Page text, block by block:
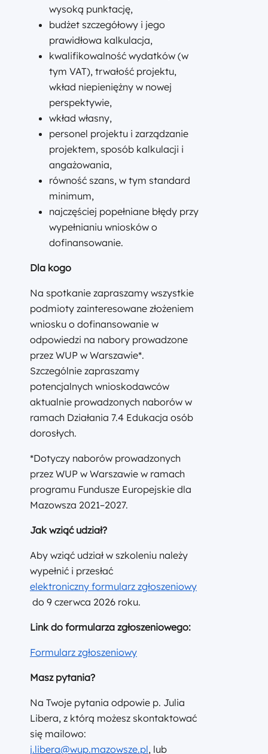
wysoką punktację,
budżet szczegółowy i jego
prawidłowa kalkulacja,
kwalifikowalność wydatków (w
tym VAT), trwałość projektu,
wkład niepieniężny w nowej
perspektywie,
wkład własny,
personel projektu i zarządzanie
projektem, sposób kalkulacji i
angażowania,
równość szans, w tym standard
minimum,
najczęściej popełniane błędy przy
wypełnianiu wniosków o
dofinansowanie.
Dla kogo
Na spotkanie zapraszamy wszystkie
podmioty zainteresowane złożeniem
wniosku o dofinansowanie w
odpowiedzi na nabory prowadzone
przez WUP w Warszawie*.
Szczególnie zapraszamy
potencjalnych wnioskodawców
aktualnie prowadzonych naborów w
ramach Działania 7.4 Edukacja osób
dorosłych.
*Dotyczy naborów prowadzonych
przez WUP w Warszawie w ramach
programu Fundusze Europejskie dla
Mazowsza 2021–2027.
Jak wziąć udział?
Aby wziąć udział w szkoleniu należy
wypełnić i przesłać
elektroniczny formularz zgłoszeniowy
do 9 czerwca 2026 roku.
Link do formularza zgłoszeniowego:
Formularz zgłoszeniowy
Masz pytania?
Na Twoje pytania odpowie p. Julia
Libera, z którą możesz skontaktować
się mailowo:
j.libera@wup.mazowsze.pl, lub